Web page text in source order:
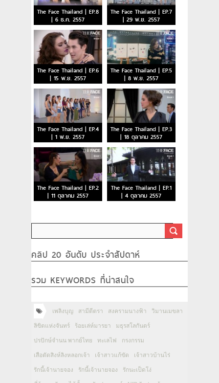
The Face Thailand | EP.8
| 6 ธ.ค. 2557
The Face Thailand | EP.7
| 29 พ.ย. 2557
The Face Thailand | EP.6
| 15 พ.ย. 2557
The Face Thailand | EP.5
| 8 พ.ย. 2557
The Face Thailand | EP.4
| 1 พ.ย. 2557
The Face Thailand | EP.3
| 18 ตุลาคม 2557
The Face Thailand | EP.2
| 11 ตุลาคม 2557
The Face Thailand | EP.1
| 4 ตุลาคม 2557
คลิป 20 อันดับ ประจำสัปดาห์
รวม KEYWORDS ที่น่าสนใจ
เพลิงบุญ สามีตีตรา สงครามนางฟ้า วิมานเมขลา
ลิขิตแห่งจันทร์ ร้อยเล่ห์มารยา มธุรสโลกันตร์
ปรปักษ์จำนน พากย์ไทย ทะเลไฟ กรงกรรม
เสือตัดสิงห์ลิงหลอกเจ้า เจ้าสาวแก้ขัด เจ้าสาวบ้านไร่
รักนี้เจ้านายจอง รักนี้เจ้านายจอง รักนะเป็ดโง่